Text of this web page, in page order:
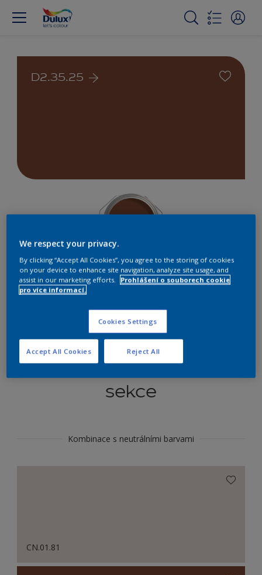
D2.35.25
Najít výrobek v tomto odstínu
Koordinovat barevné
sekce
Kombinace s neutrálními barvami
CN.01.81
We respect your privacy.
By clicking “Accept All Cookies”, you agree to the storing of cookies
on your device to enhance site navigation, analyze site usage, and
assist in our marketing efforts.
Prohlášení o souborech cookie
pro více informací.
Cookies Settings
Reject All
Accept All Cookies